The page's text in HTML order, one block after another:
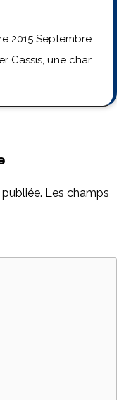
2015 Septembre
Cassis, une char
Les champs